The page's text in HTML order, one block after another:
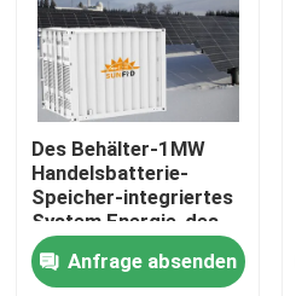
Haus
Produkte
Des Behälter-1MW
Handelsbatterie-
Speicher-integriertes
System Energie-des
Akkumulator-ESS
Anfrage absenden